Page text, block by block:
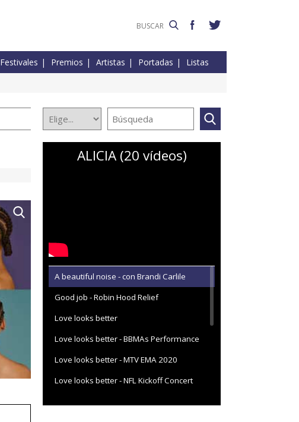
Festivales Premios Artistas Portadas Listas
ALICIA (20 vídeos)
A beautiful noise - con Brandi Carlile
Good job - Robin Hood Relief
Love looks better
Love looks better - BBMAs Performance
Love looks better - MTV EMA 2020
Love looks better - NFL Kickoff Concert